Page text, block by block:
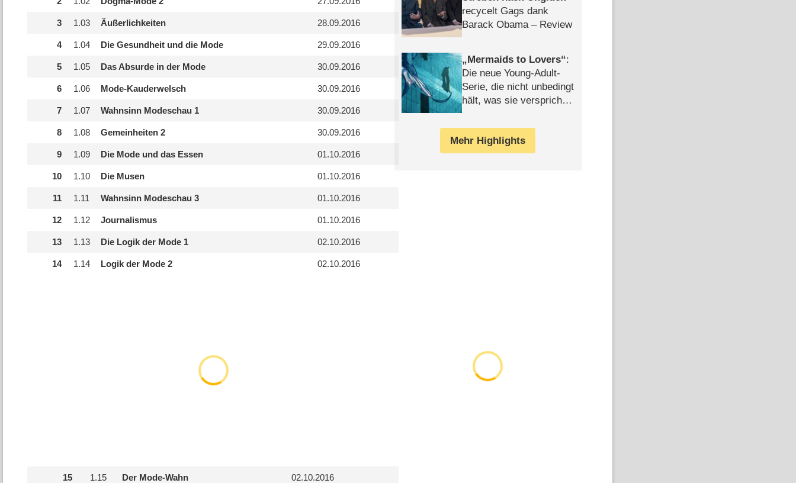
3 1.03 Äußerlichkeiten 28.09.2016
4 1.04 Die Gesundheit und die Mode 29.09.2016
5 1.05 Das Absurde in der Mode 30.09.2016
6 1.06 Mode-Kauderwelsch 30.09.2016
7 1.07 Wahnsinn Modeschau 1 30.09.2016
8 1.08 Gemeinheiten 2 30.09.2016
9 1.09 Die Mode und das Essen 01.10.2016
10 1.10 Die Musen 01.10.2016
11 1.11 Wahnsinn Modeschau 3 01.10.2016
12 1.12 Journalismus 01.10.2016
13 1.13 Die Logik der Mode 1 02.10.2016
14 1.14 Logik der Mode 2 02.10.2016
15 1.15 Der Mode-Wahn 02.10.2016
recycelt Gags dank
Barack Obama – Review
Mermaids to Lovers :
Die neue Young-Adult-
Serie, die nicht unbedingt
hält, was sie verspricht –
Mehr Highlights